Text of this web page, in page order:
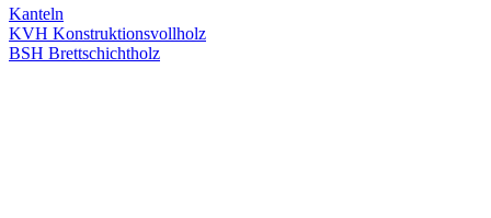
Kanteln
KVH Konstruktionsvollholz
BSH Brettschichtholz